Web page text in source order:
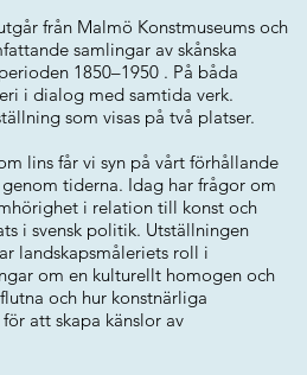
från Malmö Konstmuseums och
samlingar av skånska
1850–1950 . På båda
i dialog med samtida verk.
som visas på två platser.
lins får vi syn på vårt förhållande
tiderna. Idag har frågor om
i relation till konst och
i svensk politik. Utställningen
landskapsmåleriets roll i
om en kulturellt homogen och
och hur konstnärliga
att skapa känslor av